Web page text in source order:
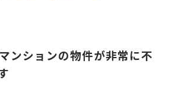
ンションの物件が非常に不